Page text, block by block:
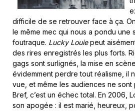
difficile de se retrouver face à ça.
le même mec qui nous a pondu une
foutraque. Lucky Louiepeut
des rires enregistrés les plus forts.
gags sont surlignés, la mise en
évidemment perdre tout réalisme, il
vue, et même les audiences ne
Bref, c’est un échec total. En 2006,
son apogée : il est marié, heureux,